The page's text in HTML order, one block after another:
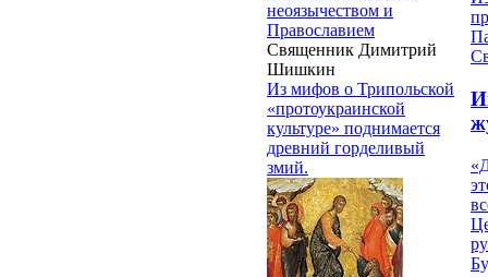
неоязычеством и
Православием
Священник Димитрий
Шишкин
Из мифов о Трипольской
«протоукраинской
культуре» поднимается
древний горделивый
змий.